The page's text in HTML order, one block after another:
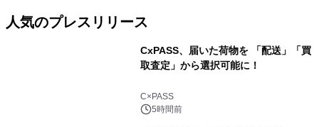
人気のプレスリリース
CxPASS、届いた荷物を 「配送」「買
取査定」から選択可能に！
C×PASS
5時間前